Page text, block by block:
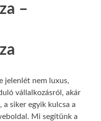
–
jelenlét nem luxus,
vállalkozásról, akár
a siker egyik kulcsa a
Mi segítünk a